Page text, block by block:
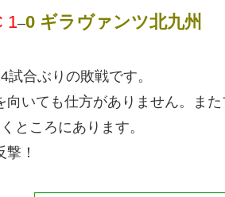
1–0 ギラヴァンツ北九州
合ぶりの敗戦です。
向いても仕方がありません。ま
ところにあります。
！